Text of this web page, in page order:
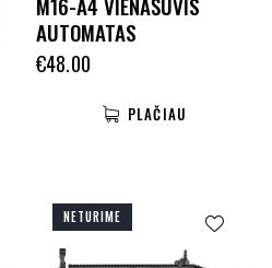
AUTOMATAS
€48.00
PLAČIAU
NETURIME